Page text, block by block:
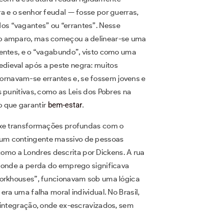
e o senhor feudal — fosse por guerras,
“vagantes” ou “errantes”. Nesse
mas começou a delinear-se uma
e o “vagabundo”, visto como uma
após a peste negra: muitos
se errantes e, se fossem jovens e
como as Leis dos Pobres na
que garantir bem-estar.
transformações profundas com o
contingente massivo de pessoas
a Londres descrita por Dickens. A rua
a perda do emprego significava
funcionavam sob uma lógica
uma falha moral individual. No Brasil,
onde ex-escravizados, sem